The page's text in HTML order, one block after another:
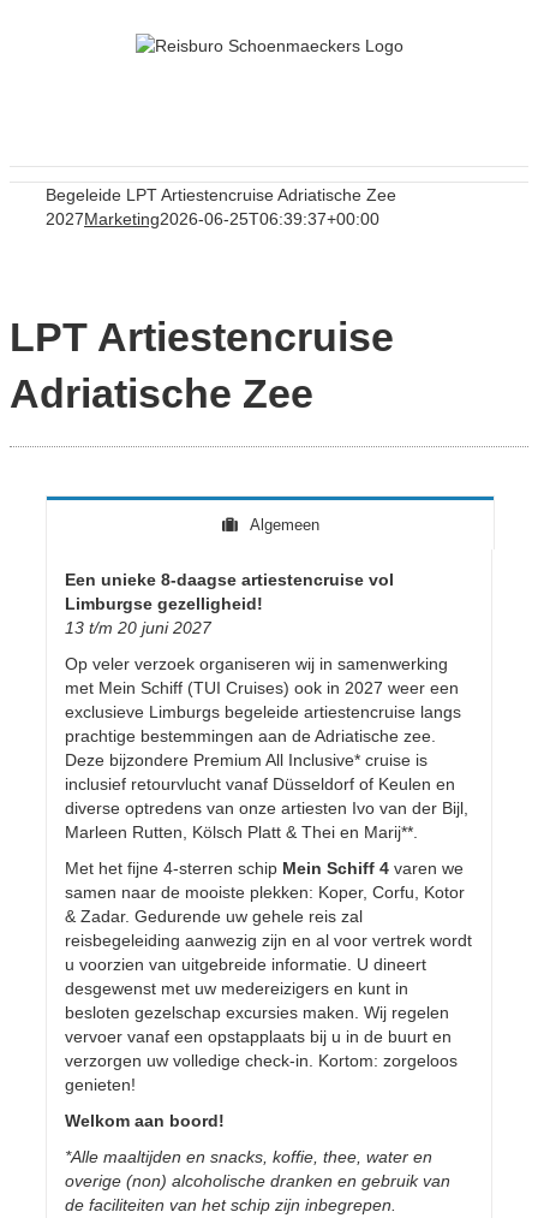
Begeleide LPT Artiestencruise Adriatische Zee
2027Marketing2026-06-25T06:39:37+00:00
LPT Artiestencruise
Adriatische Zee
Algemeen
Een unieke 8-daagse artiestencruise vol
Limburgse gezelligheid!
13 t/m 20 juni 2027
Op veler verzoek organiseren wij in samenwerking
met Mein Schiff (TUI Cruises) ook in 2027 weer een
exclusieve Limburgs begeleide artiestencruise langs
prachtige bestemmingen aan de Adriatische zee.
Deze bijzondere Premium All Inclusive* cruise is
inclusief retourvlucht vanaf Düsseldorf of Keulen en
diverse optredens van onze artiesten Ivo van der Bijl,
Marleen Rutten, Kölsch Platt & Thei en Marij**.
Met het fijne 4-sterren schip Mein Schiff 4varen we
samen naar de mooiste plekken: Koper, Corfu, Kotor
& Zadar. Gedurende uw gehele reis zal
reisbegeleiding aanwezig zijn en al voor vertrek wordt
u voorzien van uitgebreide informatie. U dineert
desgewenst met uw medereizigers en kunt in
besloten gezelschap excursies maken. Wij regelen
vervoer vanaf een opstapplaats bij u in de buurt en
verzorgen uw volledige check-in. Kortom: zorgeloos
genieten!
Welkom aan boord!
*Alle maaltijden en snacks, koffie, thee, water en
overige (non) alcoholische dranken en gebruik van
de faciliteiten van het schip zijn inbegrepen.